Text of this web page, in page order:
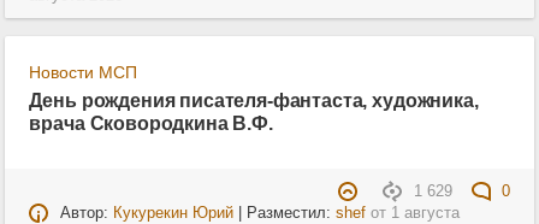
Новости МСП
День рождения писателя-фантаста, художника,
врача Сковородкина В.Ф.
1 629
0
Автор: Кукурекин Юрий| Разместил: shefот 1 августа